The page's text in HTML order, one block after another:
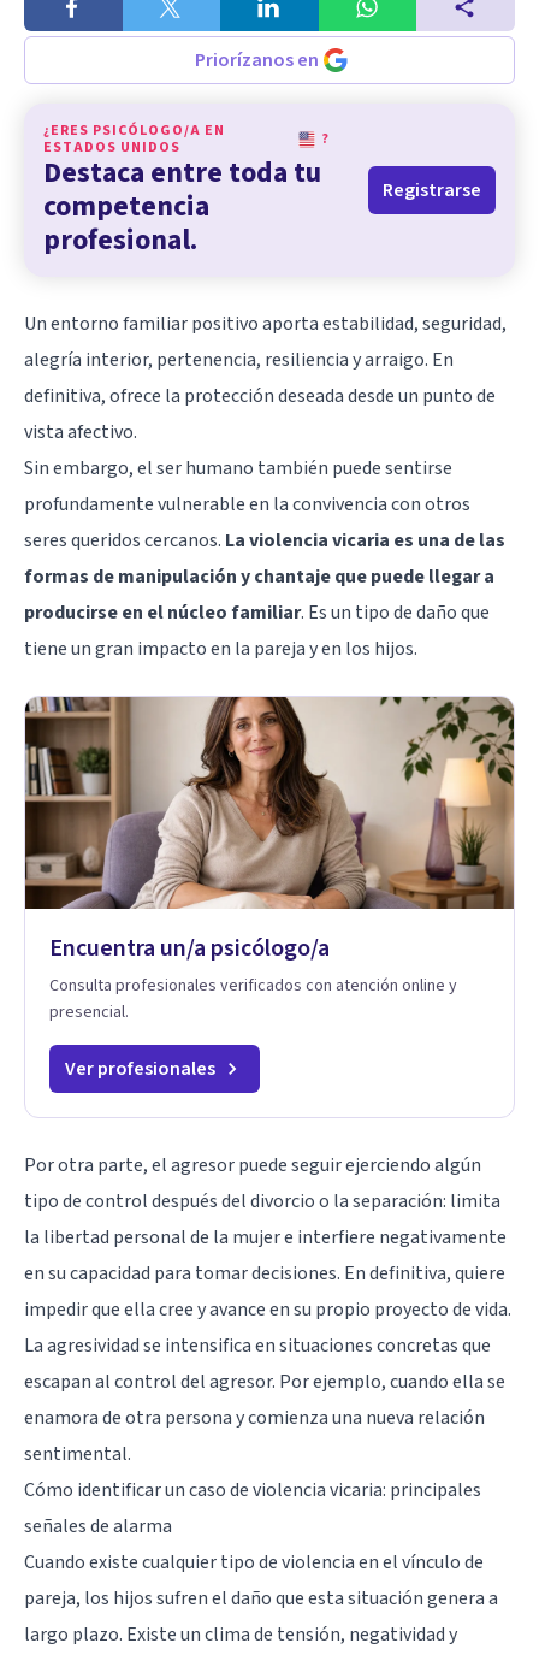
Priorízanos en
¿ERES PSICÓLOGO/A EN
ESTADOS UNIDOS
?
Destaca entre toda tu
competencia
profesional.
Registrarse
Un entorno familiar positivo aporta estabilidad, seguridad,
alegría interior, pertenencia, resiliencia y arraigo. En
definitiva, ofrece la protección deseada desde un punto de
vista afectivo.
Sin embargo, el ser humano también puede sentirse
profundamente vulnerable en la convivencia con otros
seres queridos cercanos. La violencia vicaria es una de las
formas de manipulación y chantaje que puede llegar a
producirse en el núcleo familiar. Es un tipo de daño que
tiene un gran impacto en la pareja y en los hijos.
Encuentra un/a psicólogo/a
Consulta profesionales verificados con atención online y
presencial.
Ver profesionales
Por otra parte, el agresor puede seguir ejerciendo algún
tipo de control después del divorcio o la separación: limita
la libertad personal de la mujer e interfiere negativamente
en su capacidad para tomar decisiones. En definitiva, quiere
impedir que ella cree y avance en su propio proyecto de vida.
Laagresividadse intensifica en situaciones concretas que
escapan al control del agresor. Por ejemplo, cuando ella se
enamora de otra persona y comienza una nueva relación
sentimental.
Cómo identificar un caso de violencia vicaria: principales
señales de alarma
Cuando existe cualquier tipo de violencia en el vínculo de
pareja, los hijos sufren el daño que esta situación genera a
largo plazo. Existe un clima de tensión, negatividad y